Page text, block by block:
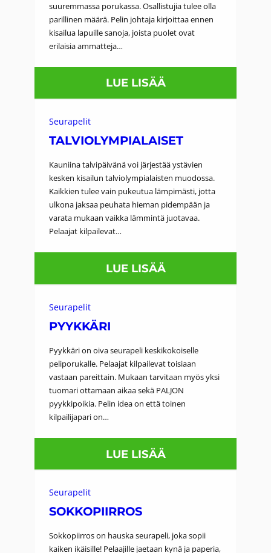
A
S
A
Y
M
I
A
I
S
E
T
suuremmassa porukassa. Osallistujia tulee olla
parillinen määrä. Pelin johtaja kirjoittaa ennen
kisailua lapuille sanoja, joista puolet ovat
erilaisia ammatteja…
LUE LISÄÄ:
A
M
T
T
I
A
I
N
&
T
Y
Ö
A
L
Seurapelit
TALVIOLYMPIALAISET
Kauniina talvipäivänä voi järjestää ystävien
kesken kisailun talviolympialaisten muodossa.
Kaikkien tulee vain pukeutua lämpimästi, jotta
ulkona jaksaa peuhata hieman pidempään ja
varata mukaan vaikka lämmintä juotavaa.
Pelaajat kilpailevat…
LUE LISÄÄ:
T
I
O
L
M
P
I
A
I
Seurapelit
PYYKKÄRI
Pyykkäri on oiva seurapeli keskikokoiselle
peliporukalle. Pelaajat kilpailevat toisiaan
vastaan pareittain. Mukaan tarvitaan myös yksi
tuomari ottamaan aikaa sekä PALJON
pyykkipoikia. Pelin idea on että toinen
kilpailijapari on…
LUE LISÄÄ:
P
K
Seurapelit
SOKKOPIIRROS
Sokkopiirros on hauska seurapeli, joka sopii
kaiken ikäisille! Pelaajille jaetaan kynä ja paperia,